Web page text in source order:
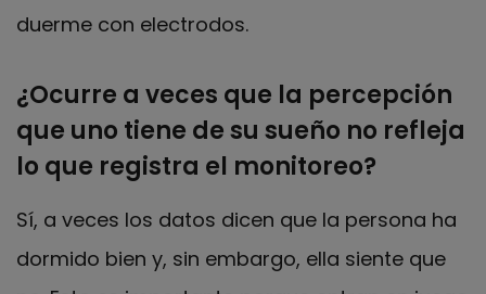
duerme con electrodos.
¿Ocurre a veces que la percepción
que uno tiene de su sueño no refleja
lo que registra el monitoreo?
Sí, a veces los datos dicen que la persona ha
dormido bien y, sin embargo, ella siente que